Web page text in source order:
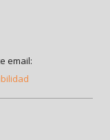
email: